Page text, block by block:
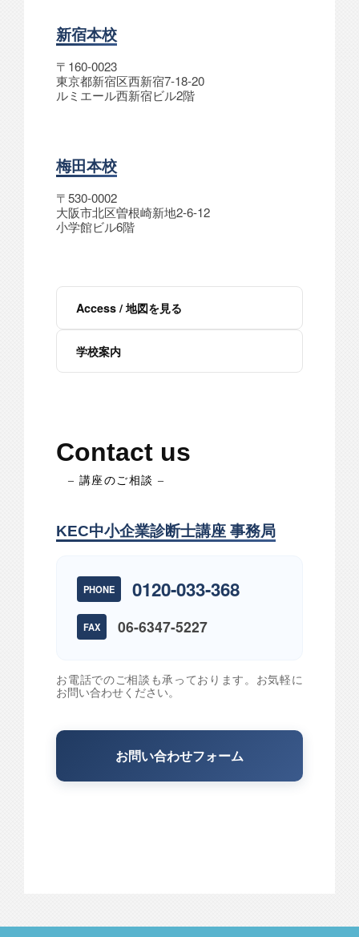
新宿本校
〒160-0023
東京都新宿区西新宿7-18-20
ルミエール西新宿ビル2階
梅田本校
〒530-0002
大阪市北区曽根崎新地2-6-12
小学館ビル6階
Access / 地図を見る
学校案内
Contact us
– 講座のご相談 –
KEC中小企業診断士講座 事務局
PHONE 0120-033-368
FAX 06-6347-5227
お電話でのご相談も承っております。お気軽に
お問い合わせください。
お問い合わせフォーム